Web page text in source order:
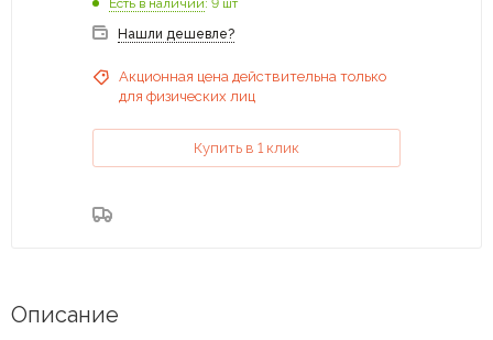
Нашли дешевле?
Акционная цена действительна только
для физических лиц
Купить в 1 клик
Описание